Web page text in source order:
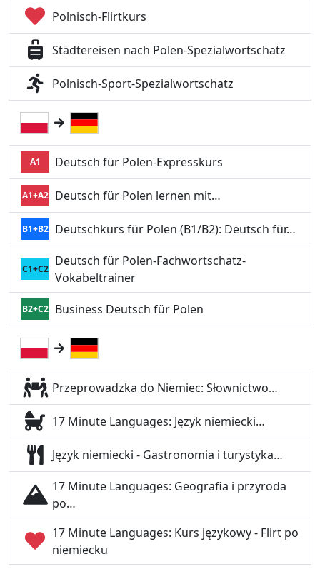
Polnisch-Flirtkurs
Städtereisen nach Polen-Spezialwortschatz
Polnisch-Sport-Spezialwortschatz
A1 Deutsch für Polen-Expresskurs
A1+A2 Deutsch für Polen lernen mit…
B1+B2 Deutschkurs für Polen (B1/B2): Deutsch für…
C1+C2
Deutsch für Polen-Fachwortschatz-
Vokabeltrainer
B2+C2 Business Deutsch für Polen
Przeprowadzka do Niemiec: Słownictwo…
17 Minute Languages: Język niemiecki…
Język niemiecki - Gastronomia i turystyka…
17 Minute Languages: Geografia i przyroda
po…
17 Minute Languages: Kurs językowy - Flirt po
niemiecku